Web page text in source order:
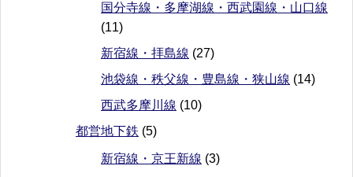
国分寺線・多摩湖線・西武園線・山口線
(11)
新宿線・拝島線 (27)
池袋線・秩父線・豊島線・狭山線 (14)
西武多摩川線 (10)
都営地下鉄 (5)
新宿線・京王新線 (3)